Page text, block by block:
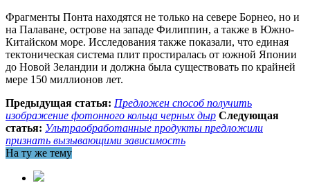
Фрагменты Понта находятся не только на севере Борнео, но и
на Палаване, острове на западе Филиппин, а также в Южно-
Китайском море. Исследования также показали, что единая
тектоническая система плит простиралась от южной Японии
до Новой Зеландии и должна была существовать по крайней
мере 150 миллионов лет.
Предыдущая статья: Предложен способ получить
изображение фотонного кольца черных дыр Следующая
статья: Ультраобработанные продукты предложили
признать вызывающими зависимость
На ту же тему